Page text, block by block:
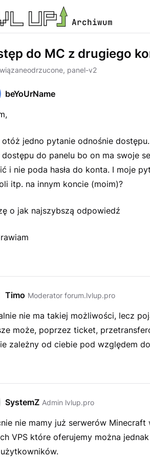
Archiwum
do MC z drugiego
odrzucone, panel-v2
beYoUrName
otóż jedno pytanie odnośnie
dostępu do panelu bo on ma swoje
i nie poda hasła do konta. I moje
itp. na innym koncie (moim)?
o jak najszybszą odpowiedź
Timo Moderator forum.lvlup.pro
nie ma takiej możliwości, lecz
może, poprzez ticket,
zależny od ciebie pod względem
SystemZ Admin lvlup.pro
nie mamy już serwerów
VPS które oferujemy można